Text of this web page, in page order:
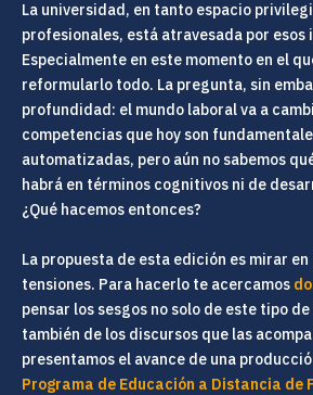
La universidad, en tanto espacio
profesionales, está atravesada por
Especialmente en este momento en el
reformularlo todo. La pregunta, sin
profundidad: el mundo laboral va a
competencias que hoy son
automatizadas, pero aún no sabemos
habrá en términos cognitivos ni de
¿Qué hacemos entonces?
La propuesta de esta edición es mirar
tensiones. Para hacerlo te acercamos
pensar los sesgos no solo de este tipo
también de los discursos que las
presentamos el avance de una
Programa de Educación a Distancia de